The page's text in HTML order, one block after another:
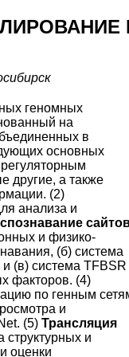
геномных
на
в
основных
другие, а также
(2)
анализа и
и физико-
(б) система
(в) система TFBSR
факторов. (4)
по генным
и
(5) Трансляция
структурных и
оценки